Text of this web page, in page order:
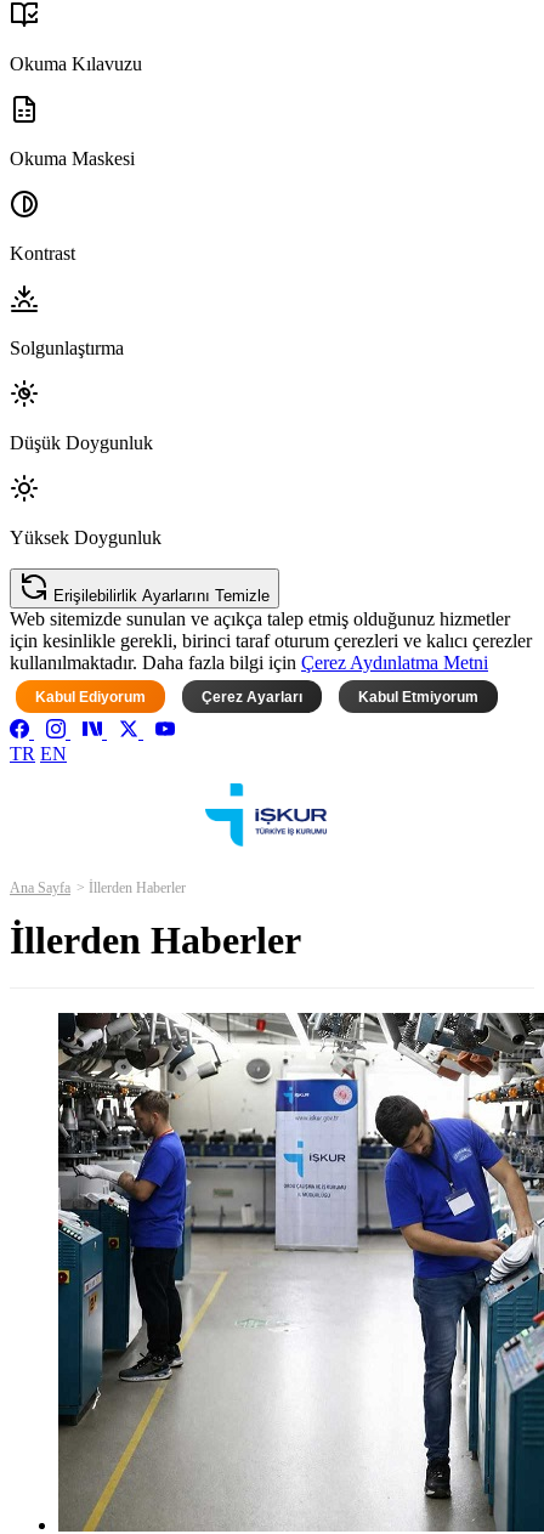
Okuma Kılavuzu
Okuma Maskesi
Kontrast
Solgunlaştırma
Düşük Doygunluk
Yüksek Doygunluk
Erişilebilirlik Ayarlarını Temizle
Web sitemizde sunulan ve açıkça talep etmiş olduğunuz hizmetler
için kesinlikle gerekli, birinci taraf oturum çerezleri ve kalıcı çerezler
kullanılmaktadır. Daha fazla bilgi için Çerez Aydınlatma Metni
Kabul Ediyorum Çerez Ayarları Kabul Etmiyorum
TR EN
Ana Sayfa İllerden Haberler
İllerden Haberler